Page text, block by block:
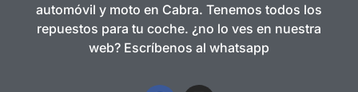
automóvil y moto en Cabra. Tenemos todos los
repuestos para tu coche. ¿no lo ves en nuestra
web? Escríbenos al whatsapp